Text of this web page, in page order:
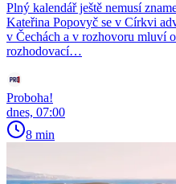
Plný kalendář ještě nemusí
Kateřina Popovyč se v Církvi
v Čechách a v rozhovoru mluví
rozhodovací…
Proboha!
dnes, 07:00
8 min